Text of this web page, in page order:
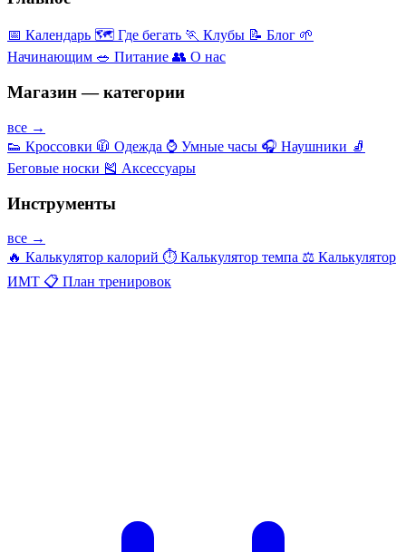
📅 Календарь 🗺️ Где бегать 🏃 Клубы 📝 Блог 🌱
Начинающим 🥗 Питание 👥 О нас
Магазин — категории
все →
👟 Кроссовки 🧥 Одежда ⌚ Умные часы 🎧 Наушники 🧦
Беговые носки 🎽 Аксессуары
Инструменты
все →
🔥 Калькулятор калорий ⏱️ Калькулятор темпа ⚖️ Калькулятор
ИМТ 📋 План тренировок